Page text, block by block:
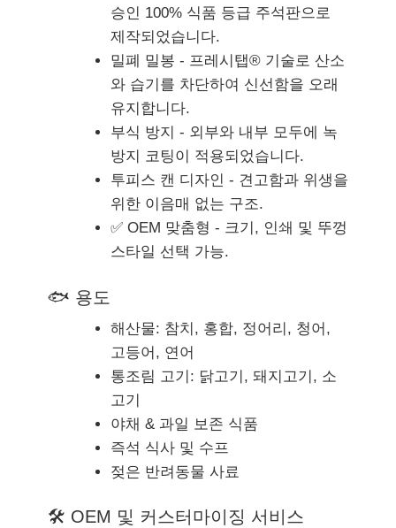
승인 100% 식품 등급 주석판으로
제작되었습니다.
밀폐 밀봉 - 프레시탭® 기술로 산소
와 습기를 차단하여 신선함을 오래
유지합니다.
부식 방지 - 외부와 내부 모두에 녹
방지 코팅이 적용되었습니다.
투피스 캔 디자인 - 견고함과 위생을
위한 이음매 없는 구조.
✅ OEM 맞춤형 - 크기, 인쇄 및 뚜껑
스타일 선택 가능.
🐟 용도
해산물: 참치, 홍합, 정어리, 청어,
고등어, 연어
통조림 고기: 닭고기, 돼지고기, 소
고기
야채 & 과일 보존 식품
즉석 식사 및 수프
젖은 반려동물 사료
🛠 OEM 및 커스터마이징 서비스